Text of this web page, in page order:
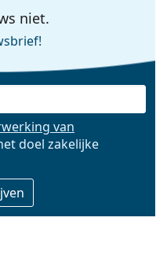
niet.
van
doel zakelijke